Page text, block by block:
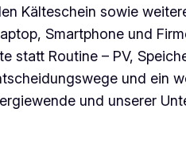
Kälteschein sowie
Smartphone und
statt Routine – PV,
und ein
und unserer